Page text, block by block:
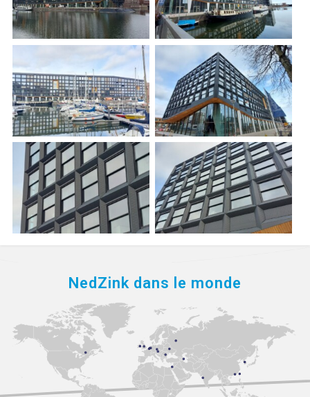
NedZink dans le monde